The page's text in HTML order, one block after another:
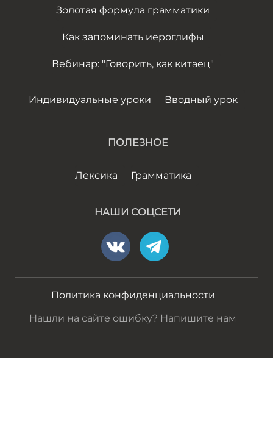
Золотая формула грамматики
Как запоминать иероглифы
Вебинар: "Говорить, как китаец"
Индивидуальные уроки Вводный урок
ПОЛЕЗНОЕ
Лексика Грамматика
НАШИ СОЦСЕТИ
Политика конфиденциальности
Нашли на сайте ошибку? Напишите нам